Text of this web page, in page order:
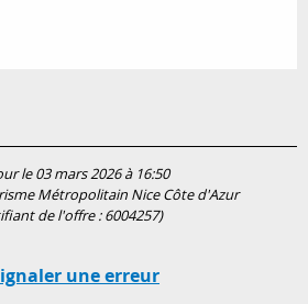
le 03 mars 2026 à 16:50
Métropolitain Nice Côte d'Azur
de l'offre :6004257)
une erreur